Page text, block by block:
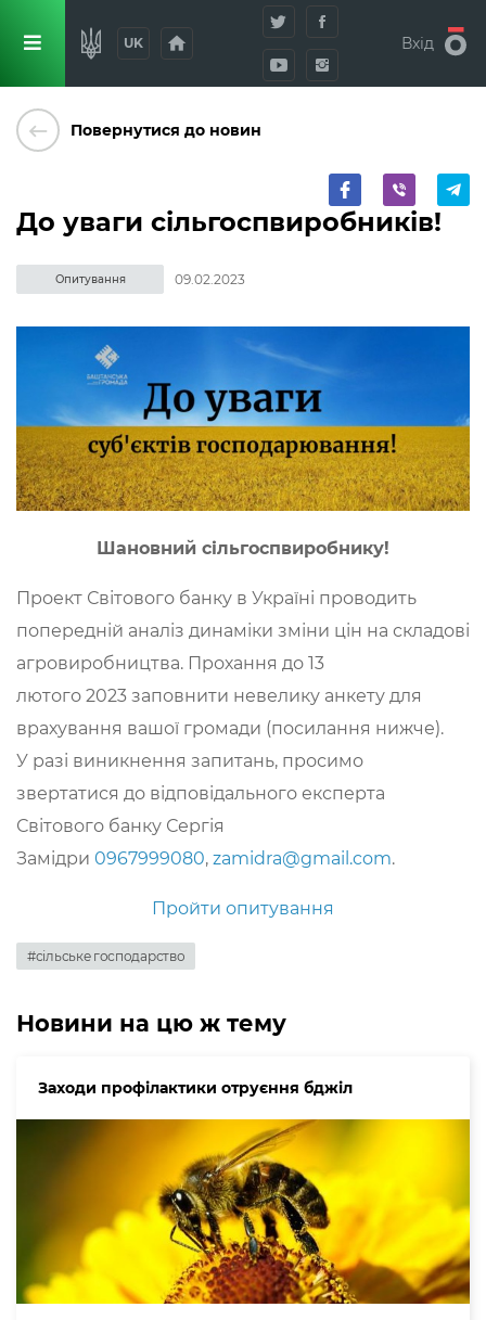
UK home Вхід
keyboard_backspace Повернутися до новин
До уваги сільгоспвиробників!
Опитування 09.02.2023
Шановний сільгоспвиробнику!
Проект Світового банку в Україні проводить
попередній аналіз динаміки зміни цін на складові
агровиробництва. Прохання до 13
лютого 2023 заповнити невелику анкету для
врахування вашої громади (посилання нижче).
У разі виникнення запитань, просимо
звертатися до відповідального експерта
Світового банку Сергія
Замідри 0967999080, zamidra@gmail.com.
Пройти опитування
#сільське господарство
Новини на цю ж тему
Заходи профілактики отруєння бджіл